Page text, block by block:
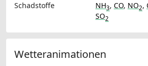
Schadstoffe
NH3, CO, NO2,
SO2
Wetteranimationen